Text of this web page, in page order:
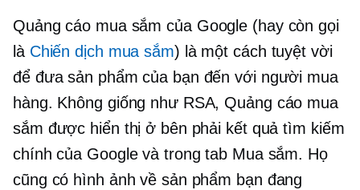
Quảng cáo mua sắm của Google (hay còn gọi
là Chiến dịch mua sắm) là một cách tuyệt vời
để đưa sản phẩm của bạn đến với người mua
hàng. Không giống như RSA, Quảng cáo mua
sắm được hiển thị ở bên phải kết quả tìm kiếm
chính của Google và trong tab Mua sắm. Họ
cũng có hình ảnh về sản phẩm bạn đang